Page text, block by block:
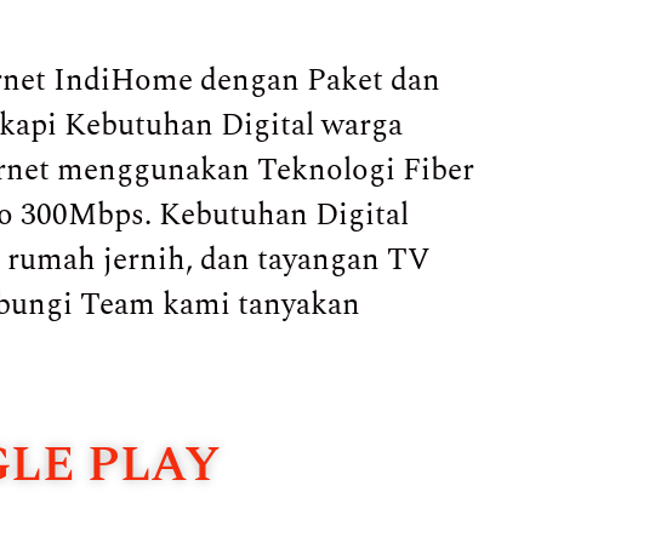
IndiHome dengan Paket dan
Kebutuhan Digital warga
menggunakan Teknologi Fiber
300Mbps. Kebutuhan Digital
jernih, dan tayangan TV
Team kami tanyakan
PLAY